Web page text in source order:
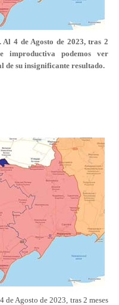
4 de Agosto de 2023, tras 2
improductiva podemos ver
su insignificante resultado.
de Agosto de 2023, tras 2 meses